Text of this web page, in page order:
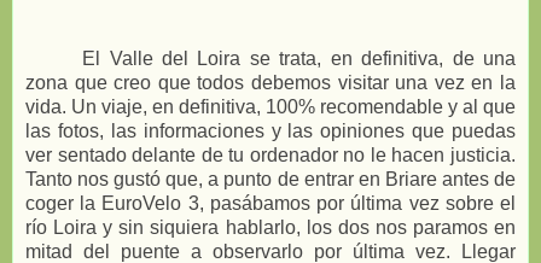
El Valle del Loira se trata, en definitiva, de una
zona que creo que todos debemos visitar una vez en la
vida. Un viaje, en definitiva, 100% recomendable y al que
las fotos, las informaciones y las opiniones que puedas
ver sentado delante de tu ordenador no le hacen justicia.
Tanto nos gustó que, a punto de entrar en Briare antes de
coger la EuroVelo 3, pasábamos por última vez sobre el
río Loira y sin siquiera hablarlo, los dos nos paramos en
mitad del puente a observarlo por última vez. Llegar